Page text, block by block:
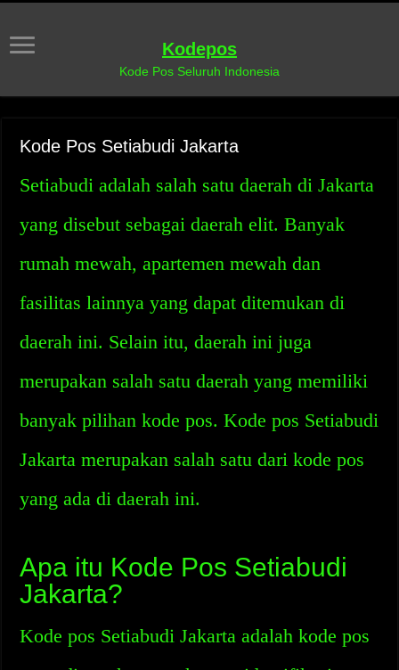
Kodepos
Kode Pos Seluruh Indonesia
Kode Pos Setiabudi Jakarta
Setiabudi adalah salah satu daerah di Jakarta
yang disebut sebagai daerah elit. Banyak
rumah mewah, apartemen mewah dan
fasilitas lainnya yang dapat ditemukan di
daerah ini. Selain itu, daerah ini juga
merupakan salah satu daerah yang memiliki
banyak pilihan kode pos. Kode pos Setiabudi
Jakarta merupakan salah satu dari kode pos
yang ada di daerah ini.
Apa itu Kode Pos Setiabudi
Jakarta?
Kode pos Setiabudi Jakarta adalah kode pos